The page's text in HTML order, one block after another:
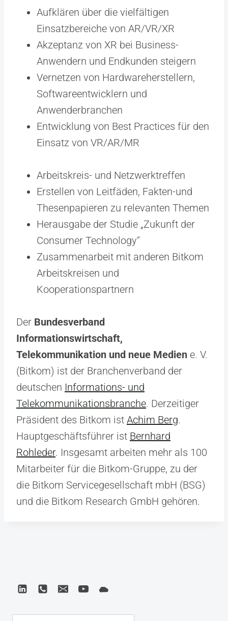
Aufklären über die vielfältigen
Einsatzbereiche von AR/VR/XR
Akzeptanz von XR bei Business-
Anwendern und Endkunden steigern
Vernetzen von Hardwareherstellern,
Softwareentwicklern und
Anwenderbranchen
Entwicklung von Best Practices für den
Einsatz von VR/AR/MR
Arbeitskreis- und Netzwerktreffen
Erstellen von Leitfäden, Fakten-und
Thesenpapieren zu relevanten Themen
Herausgabe der Studie „Zukunft der
Consumer Technology“
Zusammenarbeit mit anderen Bitkom
Arbeitskreisen und
Kooperationspartnern
Der Bundesverband
Informationswirtschaft,
Telekommunikation und neue Medien e. V.
(Bitkom) ist der Branchenverband der
deutschen Informations- und
Telekommunikationsbranche. Derzeitiger
Präsident des Bitkom ist Achim Berg.
Hauptgeschäftsführer ist Bernhard
Rohleder. Insgesamt arbeiten mehr als 100
Mitarbeiter für die Bitkom-Gruppe, zu der
die Bitkom Servicegesellschaft mbH (BSG)
und die Bitkom Research GmbH gehören.